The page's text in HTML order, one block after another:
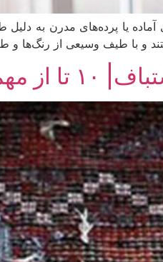
آماده یا پرده‌های مدرن به
و با طیف وسیعی از رنگ‌ها و
فرش دستباف